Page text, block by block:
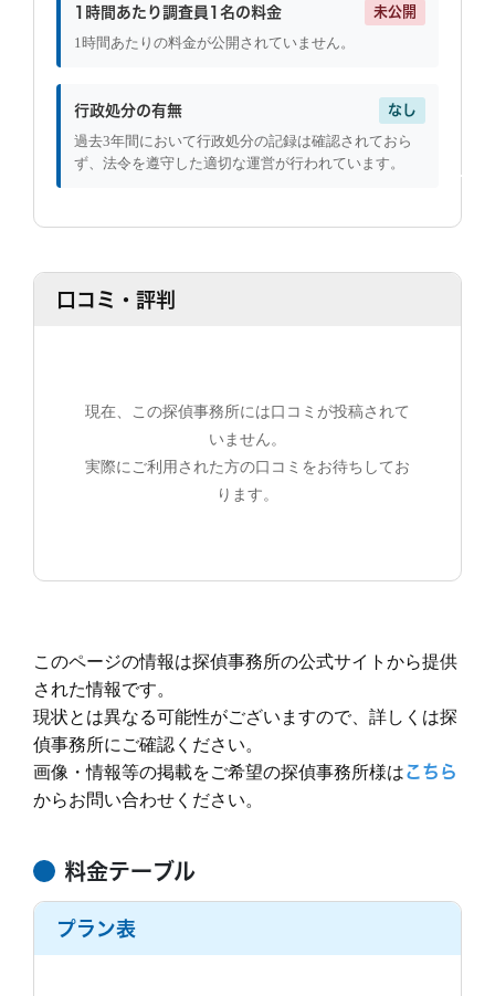
1時間あたり調査員1名の料金 未公開
1時間あたりの料金が公開されていません。
行政処分の有無 なし
過去3年間において行政処分の記録は確認されておら
ず、法令を遵守した適切な運営が行われています。
口コミ・評判
現在、この探偵事務所には口コミが投稿されて
いません。
実際にご利用された方の口コミをお待ちしてお
ります。
このページの情報は探偵事務所の公式サイトから提供
された情報です。
現状とは異なる可能性がございますので、詳しくは探
偵事務所にご確認ください。
画像・情報等の掲載をご希望の探偵事務所様はこちら
からお問い合わせください。
料金テーブル
プラン表